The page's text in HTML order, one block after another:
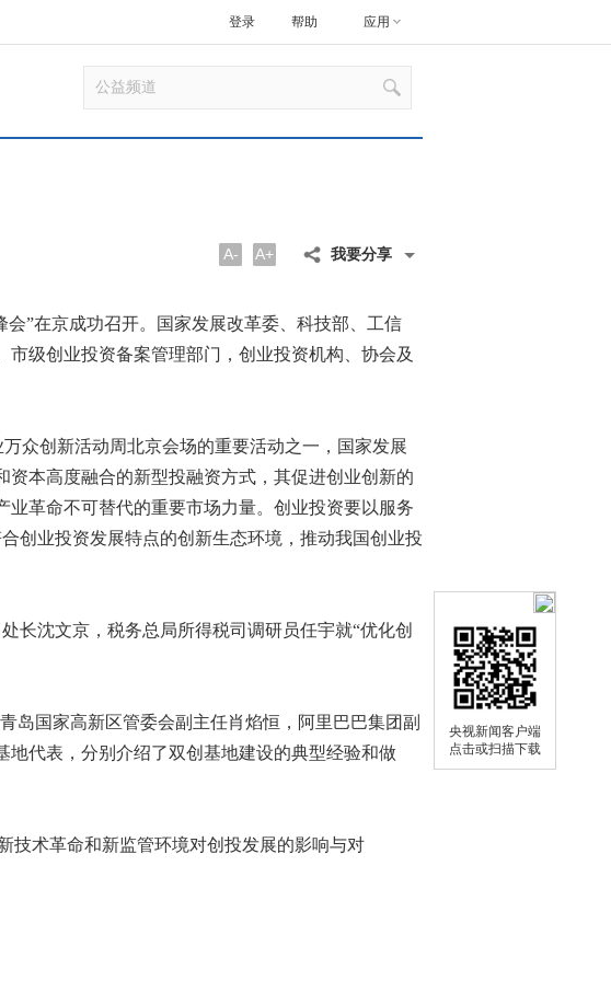
央视新闻客户端
点击或扫描下载
帮助 应用
登录
A- A+ 我要分享
”在京成功召开。国家发展改革委、科技部、工信
级创业投资备案管理部门，创业投资机构、协会及
众创新活动周北京会场的重要活动之一，国家发展
本高度融合的新型投融资方式，其促进创业创新的
革命不可替代的重要市场力量。创业投资要以服务
创业投资发展特点的创新生态环境，推动我国创业投
长沈文京，税务总局所得税司调研员任宇就“优化创
岛国家高新区管委会副主任肖焰恒，阿里巴巴集团副
代表，分别介绍了双创基地建设的典型经验和做
技术革命和新监管环境对创投发展的影响与对